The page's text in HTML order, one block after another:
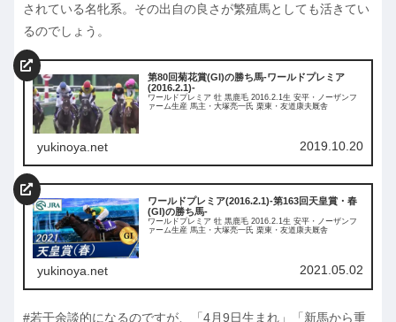
されている名牝系。その出自の良さが繁殖馬としても活きてい
るのでしょう。
第80回菊花賞(GI)の勝ち馬-ワールドプレミア
(2016.2.1)-
ワールドプレミア 牡 黒鹿毛 2016.2.1生 安平・ノーザンフ
ァーム生産 馬主・大塚亮一氏 栗東・友道康夫厩舎
yukinoya.net 2019.10.20
ワールドプレミア(2016.2.1)-第163回天皇賞・春
(GI)の勝ち馬-
ワールドプレミア 牡 黒鹿毛 2016.2.1生 安平・ノーザンフ
ァーム生産 馬主・大塚亮一氏 栗東・友道康夫厩舎
yukinoya.net 2021.05.02
#若干余談的になるのですが、「4月9日生まれ」「新馬から重